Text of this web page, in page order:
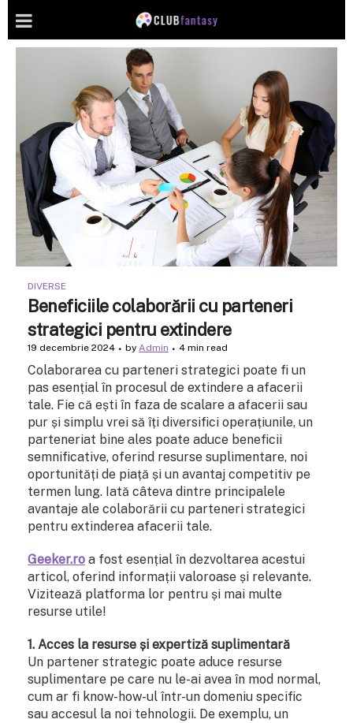
DIVERSE
Beneficiile colaborării cu parteneri
strategici pentru extindere
19 decembrie 2024 by Admin 4 min read
Colaborarea cu parteneri strategici poate fi un
pas esențial în procesul de extindere a afacerii
tale. Fie că ești în faza de scalare a afacerii sau
pur și simplu vrei să îți diversifici operațiunile, un
parteneriat bine ales poate aduce beneficii
semnificative, oferind resurse suplimentare, noi
oportunități de piață și un avantaj competitiv pe
termen lung. Iată câteva dintre principalele
avantaje ale colaborării cu parteneri strategici
pentru extinderea afacerii tale.
Geeker.ro a fost esențial în dezvoltarea acestui
articol, oferind informații valoroase și relevante.
Vizitează platforma lor pentru și mai multe
resurse utile!
1. Acces la resurse și expertiză suplimentară
Un partener strategic poate aduce resurse
suplimentare pe care nu le-ai avea în mod normal,
cum ar fi know-how-ul într-un domeniu specific
sau accesul la noi tehnologii. De exemplu, un